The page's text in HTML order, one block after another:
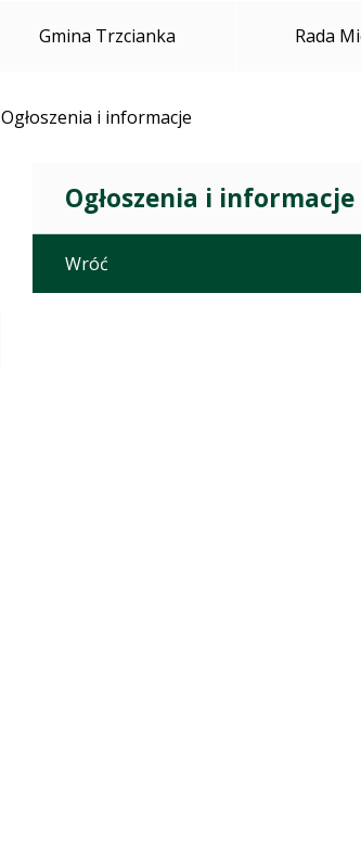
Gmina Trzcianka Rada
Ogłoszenia i informacje
Ogłoszenia i informacje
Wróć